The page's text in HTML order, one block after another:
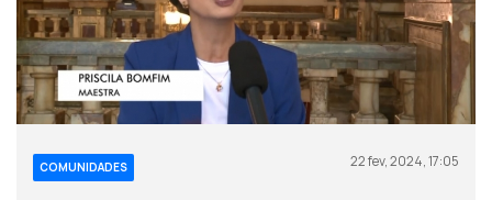
COMUNIDADES 22 fev, 2024, 17:05